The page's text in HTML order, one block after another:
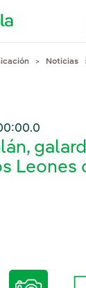
Noticias
Leones